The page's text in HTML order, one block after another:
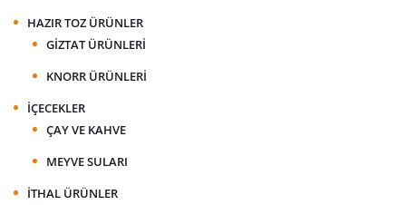
HAZIR TOZ ÜRÜNLER
GIZTAT ÜRÜNLERI
KNORR ÜRÜNLERI
İÇECEKLER
ÇAY VE KAHVE
MEYVE SULARI
İTHAL ÜRÜNLER